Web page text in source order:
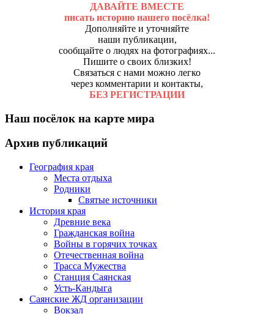
ДАВАЙТЕ ВМЕСТЕ
писать историю нашего посёлка!
Дополняйте и уточняйте
наши публикации,
сообщайте о людях на фотографиях...
Пишите о своих близких!
Связаться с нами можно легко
через комментарии и контакты,
БЕЗ РЕГИСТРАЦИИ
Наш посёлок на карте мира
Архив публикаций
География края
Места отдыха
Родники
Святые источники
История края
Древние века
Гражданская война
Войны в горячих точках
Отечественная война
Трасса Мужества
Станция Саянская
Усть-Кандыга
Саянские ЖД организации
Вокзал